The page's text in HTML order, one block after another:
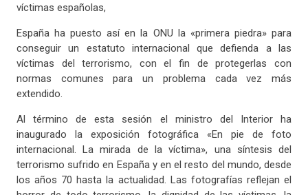
víctimas españolas,
España ha puesto así en la ONU la «primera piedra» para
conseguir un estatuto internacional que defienda a las
víctimas del terrorismo, con el fin de protegerlas con
normas comunes para un problema cada vez más
extendido.
Al término de esta sesión el ministro del Interior ha
inaugurado la exposición fotográfica «En pie de foto
internacional. La mirada de la víctima», una síntesis del
terrorismo sufrido en España y en el resto del mundo, desde
los años 70 hasta la actualidad. Las fotografías reflejan el